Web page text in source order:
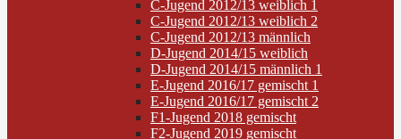
C-Jugend 2012/13 weiblich 1
C-Jugend 2012/13 weiblich 2
C-Jugend 2012/13 männlich
D-Jugend 2014/15 weiblich
D-Jugend 2014/15 männlich 1
E-Jugend 2016/17 gemischt 1
E-Jugend 2016/17 gemischt 2
F1-Jugend 2018 gemischt
F2-Jugend 2019 gemischt